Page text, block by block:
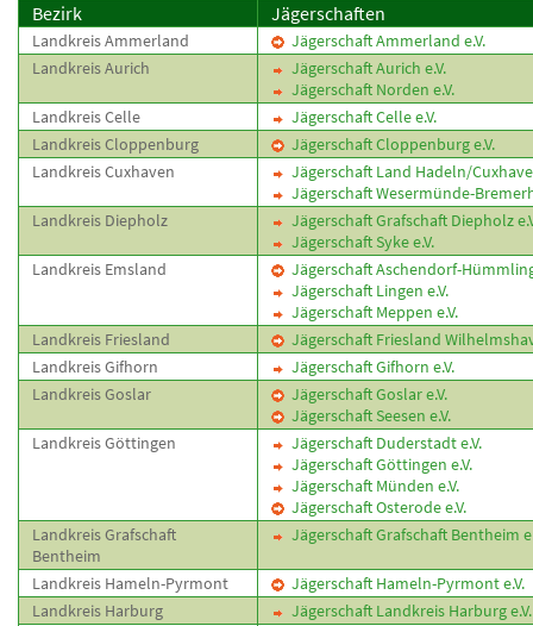
Bezirk Jägerschaften
Landkreis Ammerland
Jägerschaft Ammerland e.V.
Landkreis Aurich
Jägerschaft Aurich e.V.
Jägerschaft Norden e.V.
Landkreis Celle
Jägerschaft Celle e.V.
Landkreis Cloppenburg
Jägerschaft Cloppenburg e.V.
Landkreis Cuxhaven
Jägerschaft Land Hadeln/
Jägerschaft Wesermünde-
Landkreis Diepholz
Jägerschaft Grafschaft Diepholz
Jägerschaft Syke e.V.
Landkreis Emsland
Jägerschaft Aschendorf-
Jägerschaft Lingen e.V.
Jägerschaft Meppen e.V.
Landkreis Friesland
Jägerschaft Friesland
Landkreis Gifhorn
Jägerschaft Gifhorn e.V.
Landkreis Goslar
Jägerschaft Goslar e.V.
Jägerschaft Seesen e.V.
Landkreis Göttingen
Jägerschaft Duderstadt e.V.
Jägerschaft Göttingen e.V.
Jägerschaft Münden e.V.
Jägerschaft Osterode e.V.
Landkreis Grafschaft
Bentheim
Jägerschaft Grafschaft Bentheim
Landkreis Hameln-Pyrmont
Jägerschaft Hameln-Pyrmont e.V.
Landkreis Harburg
Jägerschaft Landkreis Harburg e.V.